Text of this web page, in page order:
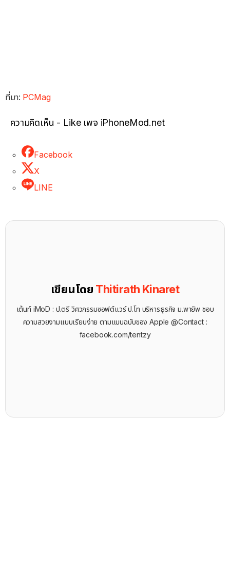
ที่มา: PCMag
ความคิดเห็น - Like เพจ iPhoneMod.net
Facebook
X
LINE
เขียนโดย Thitirath Kinaret
เต้นท์ iMoD : ป.ตรี วิศวกรรมซอฟต์แวร์ ป.โท บริหารธุรกิจ ม.พายัพ ชอบ
ความสวยงามแบบเรียบง่าย ตามแบบฉบับของ Apple @Contact :
facebook.com/tentzy